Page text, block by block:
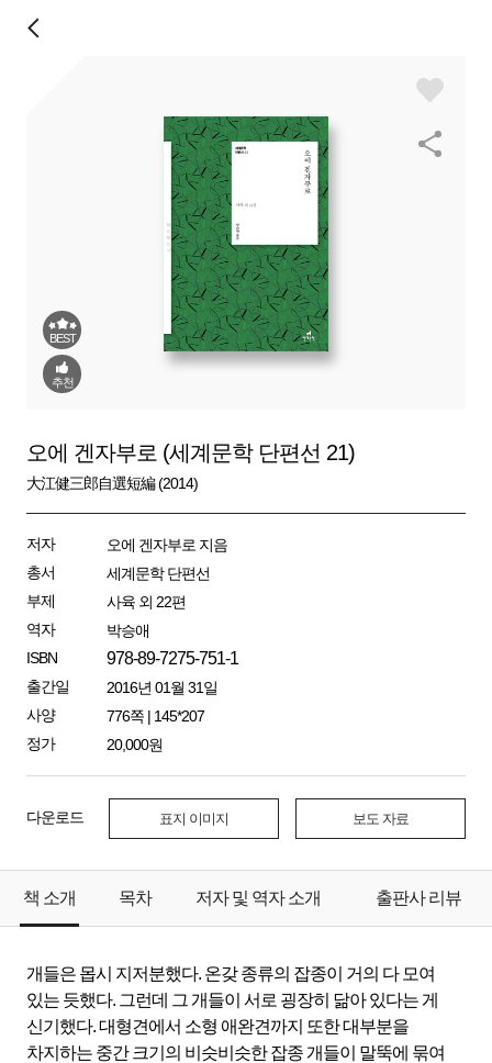
BEST
추천
오에 겐자부로 (세계문학 단편선 21)
大江健三郎自選短編 (2014)
저자
오에 겐자부로 지음
총서
세계문학 단편선
부제
사육 외 22편
역자
박승애
ISBN
978-89-7275-751-1
출간일
2016년 01월 31일
사양
776쪽 | 145*207
정가
20,000원
다운로드 표지 이미지 보도 자료
책 소개 목차 저자 및 역자 소개 출판사 리뷰
개들은 몹시 지저분했다. 온갖 종류의 잡종이 거의 다 모여
있는 듯했다. 그런데 그 개들이 서로 굉장히 닮아 있다는 게
신기했다. 대형견에서 소형 애완견까지 또한 대부분을
차지하는 중간 크기의 비슷비슷한 잡종 개들이 말뚝에 묶여